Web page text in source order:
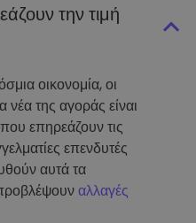
την τιμή
οικονομία, οι
νέα της αγοράς είναι
επηρεάζουν τις
επενδυτές
αυτά τα
αλλαγές